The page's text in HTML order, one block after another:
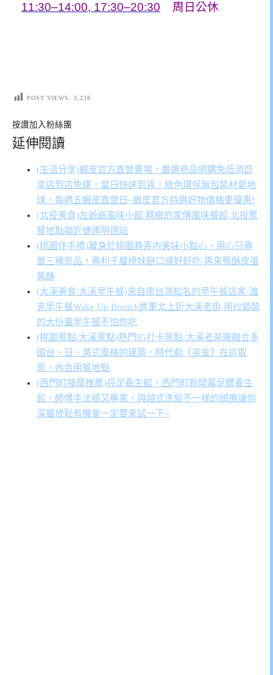
11:30–14:00, 17:30–20:30 周日公休
POST VIEWS: 3,238
按讚加入粉絲團
延伸閱讀
(生活分享)蝦皮官方直營賣場，嚴選商品網購免低消即
享店到店免運，當日快速到貨，綠色環保無包裝材愛地
球，每週五蝦皮直營日~蝦皮官方特選好物價格更優惠!
(北投美食)左爺爺風味小館 精緻的家傳風味餐館,北投聚
餐地點鄰近捷運明德站
(桃園伴手禮)藏身於桃園巷弄內美味小點心，用心只專
營三種商品，專利千層撩妹餅口感好好吃-再來鴨酥皮蛋
黃酥
(大溪美食/大溪早午餐)來自南台灣知名的早午餐店家-濰
克早午餐Wake Up Brunch進軍北上近大溪老街,用炒鍋裝
的大份量早午餐不怕你吃
(桃園景點/大溪景點)熱門IG打卡景點-大溪老茶廠融合多
國台、日、英式風格的建築，時代劇《茶金》在這取
景，內含用餐地點
(西門町按摩推薦)亮足養生館，西門町新開幕足體養生
館，師傅手法穩又專業，與越式洗髮不一樣的頭療讓你
深層放鬆有機會一定要來試一下~